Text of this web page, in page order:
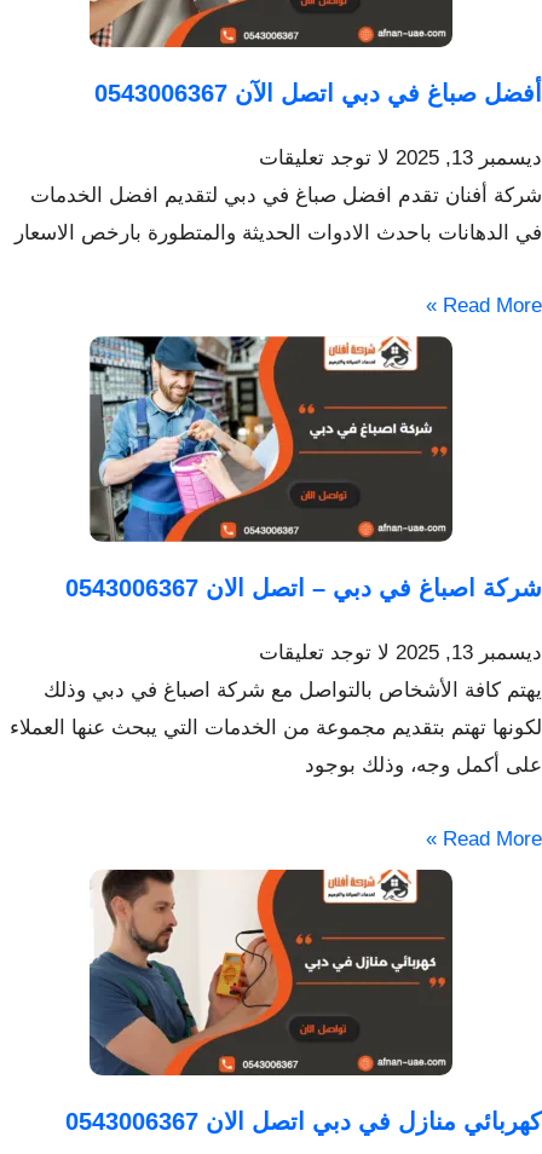
أفضل صباغ في دبي اتصل الآن 0543006367
ديسمبر 13, 2025
لا توجد تعليقات
شركة أفنان تقدم افضل صباغ في دبي لتقديم افضل الخدمات
في الدهانات باحدث الادوات الحديثة والمتطورة بارخص الاسعار
Read More »
شركة اصباغ في دبي – اتصل الان 0543006367
ديسمبر 13, 2025
لا توجد تعليقات
يهتم كافة الأشخاص بالتواصل مع شركة اصباغ في دبي وذلك
لكونها تهتم بتقديم مجموعة من الخدمات التي يبحث عنها العملاء
على أكمل وجه، وذلك بوجود
Read More »
كهربائي منازل في دبي اتصل الان 0543006367